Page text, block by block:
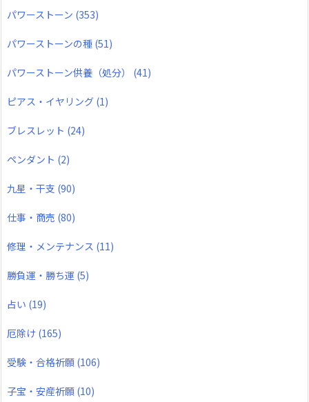
パワーストーン (353)
パワーストーンの種 (51)
パワーストーン供養（処分） (41)
ピアス・イヤリング (1)
ブレスレット (24)
ペンダント (2)
九星・干支 (90)
仕事・商売 (80)
修理・メンテナンス (11)
勝負運・勝ち運 (5)
占い (19)
厄除け (165)
受験・合格祈願 (106)
子宝・安産祈願 (10)